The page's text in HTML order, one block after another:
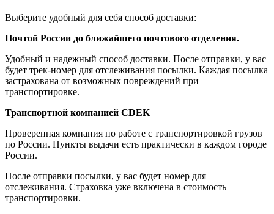
Выберите удобный для себя способ доставки:
Почтой России до ближайшего почтового отделения.
Удобный и надежный способ доставки. После отправки, у вас
будет трек-номер для отслеживания посылки. Каждая посылка
застрахована от возможных повреждений при
транспортировке.
Транспортной компанией CDEK
Проверенная компания по работе с транспортировкой грузов
по России. Пункты выдачи есть практически в каждом городе
России.
После отправки посылки, у вас будет номер для
отслеживания. Страховка уже включена в стоимость
транспортировки.